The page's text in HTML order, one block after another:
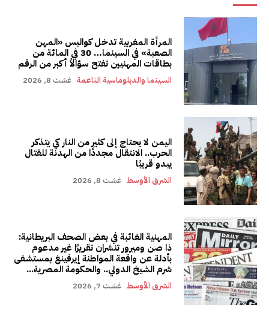
المرأة المغربية تدخل كواليس «المهن
الصعبة» في السينما… 30 في المائة من
بطاقات المهنيين تفتح سؤالاً أكبر من الرقم
السينما والدبلوماسية الناعمة غشت 8, 2026
اليمن لا يحتاج إلى كثير من النار كي يتذكر
الحرب.. الانتقال مجددًا من الهدنة للقتال
يبدو قريبًا
الشرق الأوسط غشت 8, 2026
المهنية الغائبة في بعض الصحف البريطانية:
ذا صن وميرور تنشران تقريرًا غير مدعوم
بأدلة عن واقعة المواطنة إيرفينغ بمستشفى
شرم الشيخ الدولي.. والحكومة المصرية...
الشرق الأوسط غشت 7, 2026